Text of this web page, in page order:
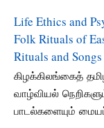
Life Ethics and
Folk Rituals of
Rituals and Songs
கிழக்கிலங்கைத்
வாழ்வியல்
பாடல்களையும்